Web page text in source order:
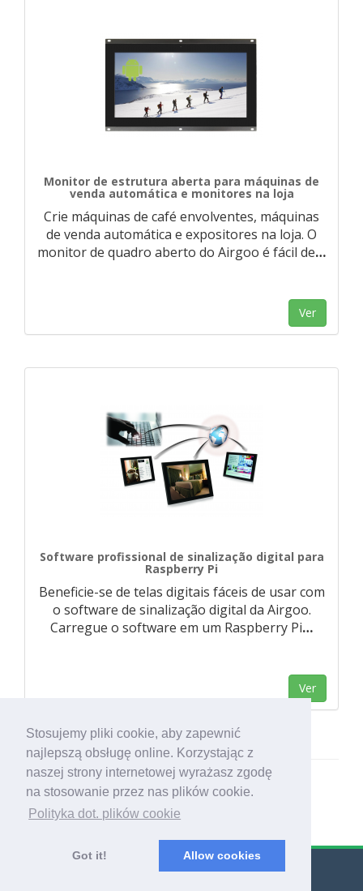
Stosujemy pliki cookie, aby zapewnić
najlepszą obsługę online. Korzystając z
naszej strony internetowej wyrażasz zgodę
na stosowanie przez nas plików cookie.
Polityka dot. plików cookie
Got it! Allow cookies
Monitor de estrutura aberta para máquinas de
venda automática e monitores na loja
Crie máquinas de café envolventes, máquinas
de venda automática e expositores na loja. O
monitor de quadro aberto do Airgoo é fácil de…
Ver
Software profissional de sinalização digital para
Raspberry Pi
Beneficie-se de telas digitais fáceis de usar com
o software de sinalização digital da Airgoo.
Carregue o software em um Raspberry Pi…
Ver
© Export Worldwide 2026